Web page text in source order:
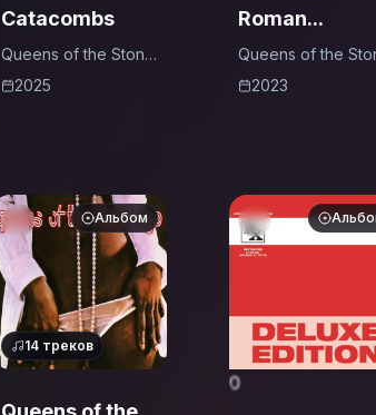
Catacombs
Queens of the Stone
Age2025
Roman...
Queens of the
Age2023
Альбом
14 треков
0